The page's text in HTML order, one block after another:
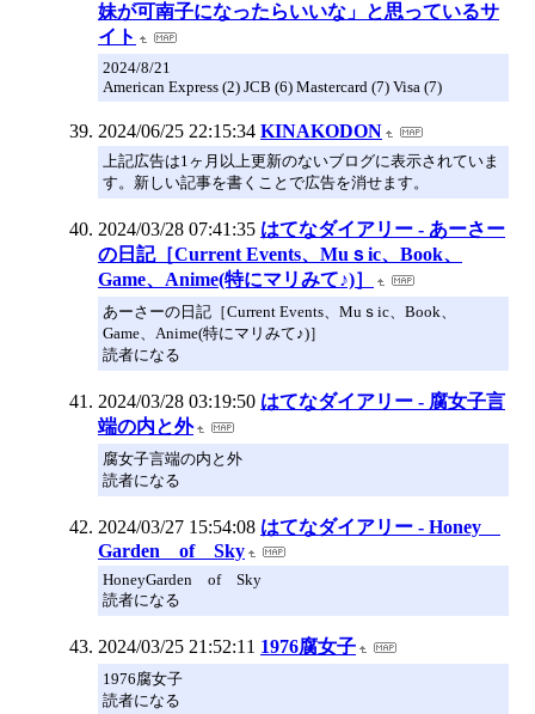
妹が可南子になったらいいな」と思っているサ
イト
2024/8/21
American Express (2) JCB (6) Mastercard (7) Visa (7)
2024/06/25 22:15:34 KINAKODON
上記広告は1ヶ月以上更新のないブログに表示されていま
す。新しい記事を書くことで広告を消せます。
2024/03/28 07:41:35 はてなダイアリー - あーさー
の日記［Current Events、Muｓic、Book、
Game、Anime(特にマリみて♪)］
あーさーの日記［Current Events、Muｓic、Book、
Game、Anime(特にマリみて♪)］
読者になる
2024/03/28 03:19:50 はてなダイアリー - 腐女子言
端の内と外
腐女子言端の内と外
読者になる
2024/03/27 15:54:08 はてなダイアリー - Honey
Garden of Sky
HoneyGarden of Sky
読者になる
2024/03/25 21:52:11 1976腐女子
1976腐女子
読者になる